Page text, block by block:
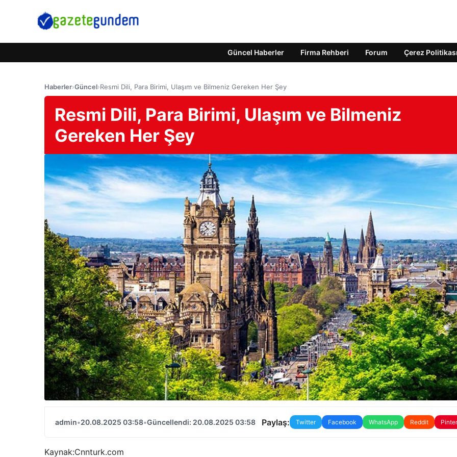
Güncel Haberler Firma Rehberi Forum Çerez Politikası
Haberler›Güncel›Resmi Dili, Para Birimi, Ulaşım ve Bilmeniz Gereken Her Şey
Resmi Dili, Para Birimi, Ulaşım ve Bilmeniz
Gereken Her Şey
admin•20.08.2025 03:58•Güncellendi: 20.08.2025 03:58 Paylaş: Twitter Facebook WhatsApp Reddit
Kaynak:Cnnturk.com